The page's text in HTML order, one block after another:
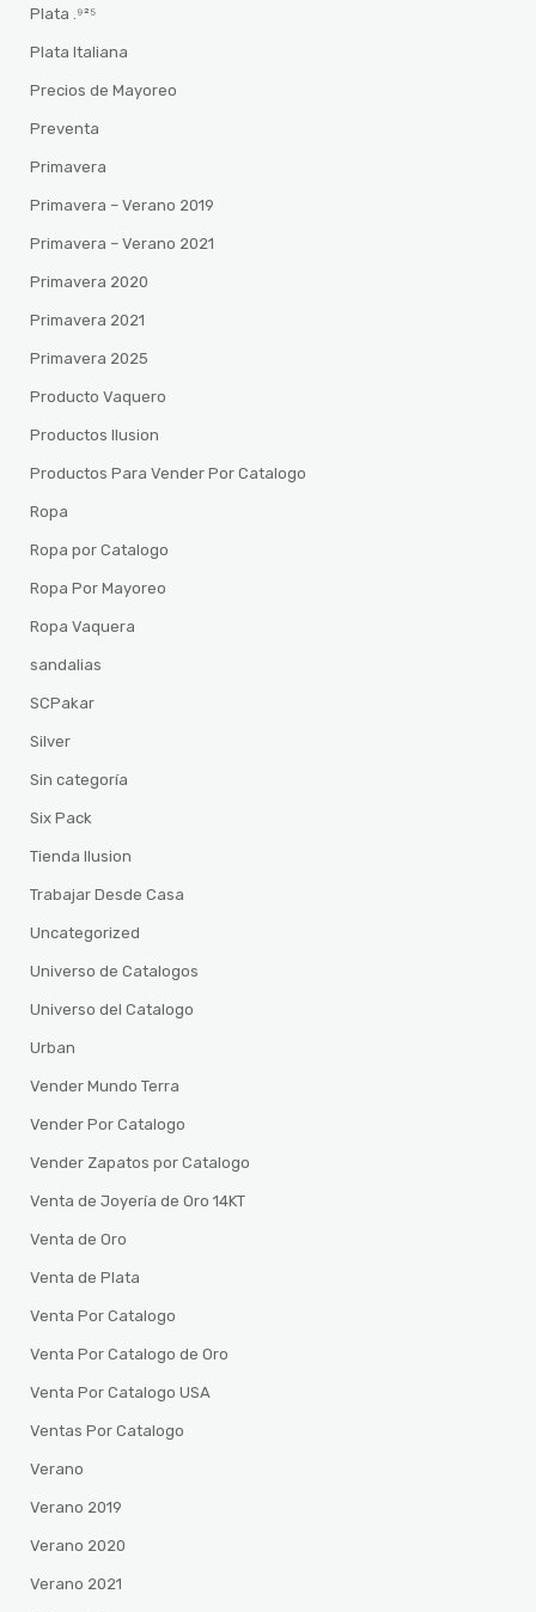
Plata .⁹²⁵
Plata Italiana
Precios de Mayoreo
Preventa
Primavera
Primavera – Verano 2019
Primavera – Verano 2021
Primavera 2020
Primavera 2021
Primavera 2025
Producto Vaquero
Productos Ilusion
Productos Para Vender Por Catalogo
Ropa
Ropa por Catalogo
Ropa Por Mayoreo
Ropa Vaquera
sandalias
SCPakar
Silver
Sin categoría
Six Pack
Tienda Ilusion
Trabajar Desde Casa
Uncategorized
Universo de Catalogos
Universo del Catalogo
Urban
Vender Mundo Terra
Vender Por Catalogo
Vender Zapatos por Catalogo
Venta de Joyería de Oro 14KT
Venta de Oro
Venta de Plata
Venta Por Catalogo
Venta Por Catalogo de Oro
Venta Por Catalogo USA
Ventas Por Catalogo
Verano
Verano 2019
Verano 2020
Verano 2021